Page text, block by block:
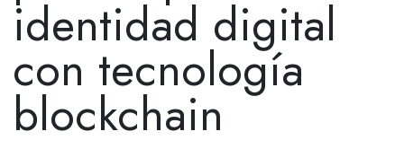
identidad digital
con tecnología
blockchain